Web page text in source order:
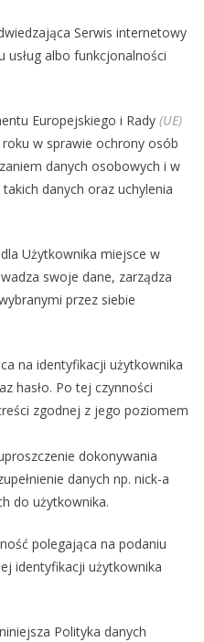
Serwis internetowy
usług albo funkcjonalności
Europejskiego i Rady (UE)
w sprawie ochrony osób
danych osobowych i w
danych oraz uchylenia
Użytkownika miejsce w
swoje dane, zarządza
przez siebie
na identyfikacji użytkownika
hasło. Po tej czynności
zgodnej z jego poziomem
dokonywania
danych np. nick-a
do użytkownika.
polegająca na podaniu
identyfikacji użytkownika
Polityka danych